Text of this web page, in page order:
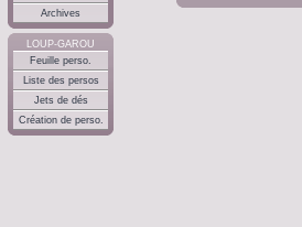
Archives
LOUP-GAROU
Feuille perso.
Liste des persos
Jets de dés
Création de perso.